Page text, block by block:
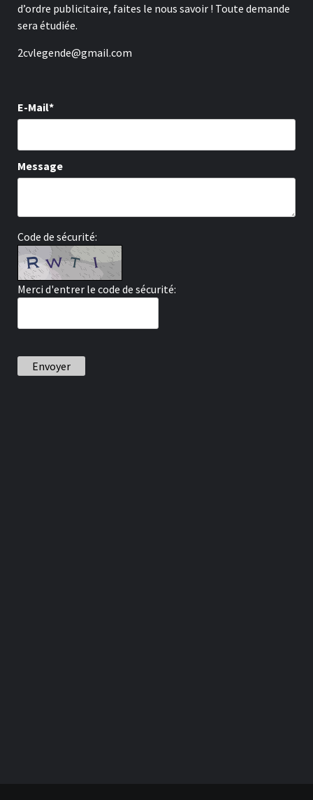
d’ordre publicitaire, faites le nous savoir ! Toute demande
sera étudiée.
2cvlegende@gmail.com
E-Mail*
Message
Code de sécurité:
Merci d'entrer le code de sécurité:
Envoyer